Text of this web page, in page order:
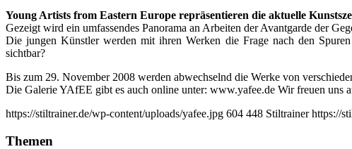
Young Artists from Eastern Europe repräsentieren die aktuelle
Gezeigt wird ein umfassendes Panorama an Arbeiten der Avantgarde der
Die jungen Künstler werden mit ihren Werken die Frage nach den
sichtbar?
Bis zum 29. November 2008 werden abwechselnd die Werke von
Die Galerie YAfEE gibt es auch online unter: www.yafee.de Wir freuen uns
https://stiltrainer.de/wp-content/uploads/yafee.jpg 604 448 Stiltrainer https://
Themen